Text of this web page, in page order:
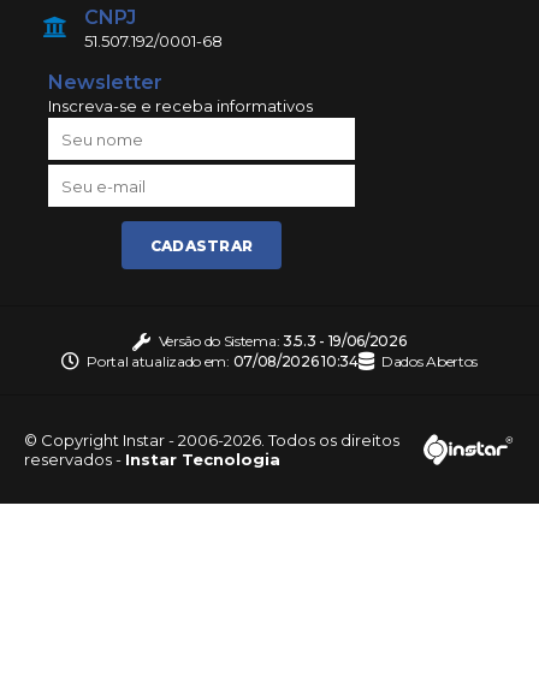
CNPJ
51.507.192/0001-68
Newsletter
Inscreva-se e receba informativos
CADASTRAR
Versão do Sistema: 3.5.3 - 19/06/2026
Portal atualizado em: 07/08/2026 10:34 Dados Abertos
© Copyright Instar - 2006-2026. Todos os direitos
reservados - Instar Tecnologia